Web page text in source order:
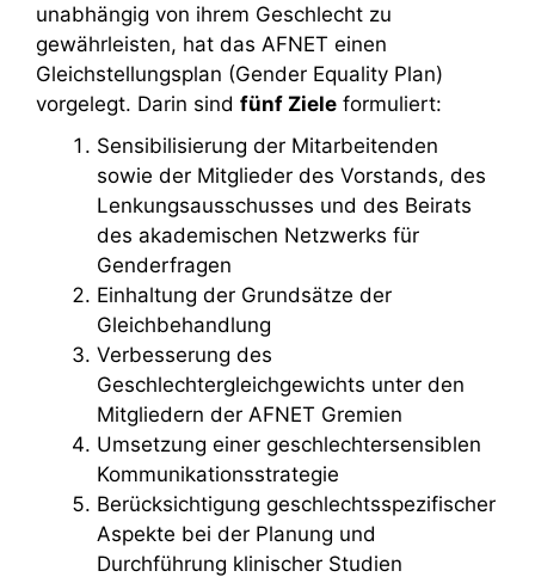
unabhängig von ihrem Geschlecht zu
gewährleisten, hat das AFNET einen
Gleichstellungsplan (Gender Equality Plan)
vorgelegt. Darin sind fünf Ziele formuliert:
Sensibilisierung der Mitarbeitenden
sowie der Mitglieder des Vorstands, des
Lenkungsausschusses und des Beirats
des akademischen Netzwerks für
Genderfragen
Einhaltung der Grundsätze der
Gleichbehandlung
Verbesserung des
Geschlechtergleichgewichts unter den
Mitgliedern der AFNET Gremien
Umsetzung einer geschlechtersensiblen
Kommunikationsstrategie
Berücksichtigung geschlechtsspezifischer
Aspekte bei der Planung und
Durchführung klinischer Studien